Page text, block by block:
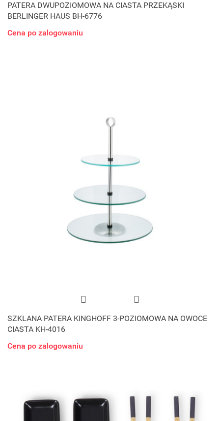
PATERA DWUPOZIOMOWA NA CIASTA PRZEKĄSKI
BERLINGER HAUS BH-6776
Cena po zalogowaniu
SZKLANA PATERA KINGHOFF 3-POZIOMOWA NA OWOCE
CIASTA KH-4016
Cena po zalogowaniu